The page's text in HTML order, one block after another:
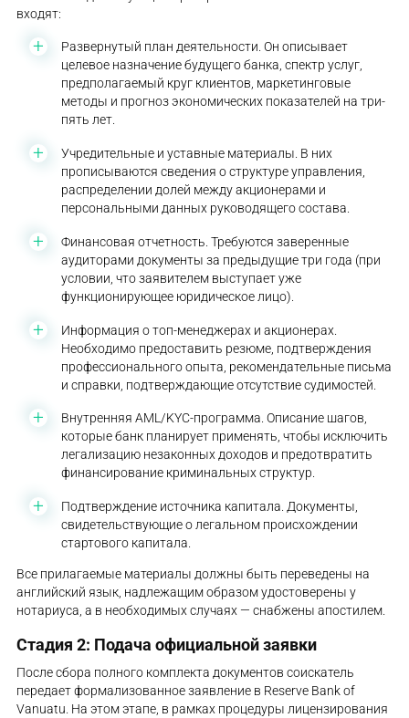
входят:
Развернутый план деятельности. Он описывает
целевое назначение будущего банка, спектр услуг,
предполагаемый круг клиентов, маркетинговые
методы и прогноз экономических показателей на три-
пять лет.
Учредительные и уставные материалы. В них
прописываются сведения о структуре управления,
распределении долей между акционерами и
персональными данных руководящего состава.
Финансовая отчетность. Требуются заверенные
аудиторами документы за предыдущие три года (при
условии, что заявителем выступает уже
функционирующее юридическое лицо).
Информация о топ-менеджерах и акционерах.
Необходимо предоставить резюме, подтверждения
профессионального опыта, рекомендательные письма
и справки, подтверждающие отсутствие судимостей.
Внутренняя AML/KYC-программа. Описание шагов,
которые банк планирует применять, чтобы исключить
легализацию незаконных доходов и предотвратить
финансирование криминальных структур.
Подтверждение источника капитала. Документы,
свидетельствующие о легальном происхождении
стартового капитала.
Все прилагаемые материалы должны быть переведены на
английский язык, надлежащим образом удостоверены у
нотариуса, а в необходимых случаях — снабжены апостилем.
Стадия 2: Подача официальной заявки
После сбора полного комплекта документов соискатель
передает формализованное заявление в Reserve Bank of
Vanuatu. На этом этапе, в рамках процедуры лицензирования